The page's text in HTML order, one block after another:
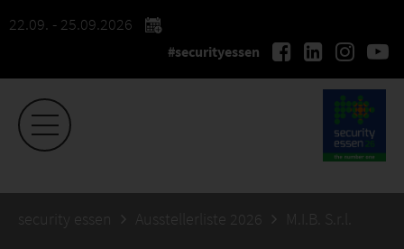
22.09. - 25.09.2026
#securityessen
security essen Ausstellerliste 2026 M.I.B. S.r.l.